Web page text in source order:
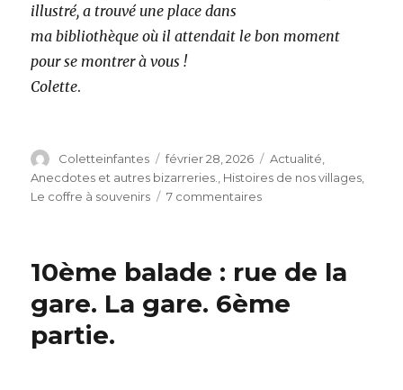
illustré, a trouvé une place dans
ma bibliothèque où il attendait le bon moment
pour se montrer à vous !
Colette.
Auteur
Coletteinfantes
Publié
le
février 28, 2026 Catégories
Actualité
Anecdotes et autres bizarreries.
Histoires de nos villages
Le coffre à souvenirs
7 commentairessur
…
!!!
10ème balade : rue de la
gare. La gare. 6ème
partie.